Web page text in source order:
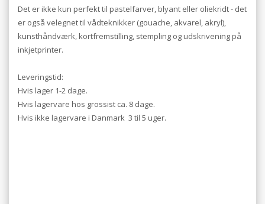
Det er ikke kun perfekt til pastelfarver, blyant eller oliekridt - det
er også velegnet til vådteknikker (gouache, akvarel, akryl),
kunsthåndværk, kortfremstilling, stempling og udskrivening på
inkjetprinter.
Leveringstid:
Hvis lager 1-2 dage.
Hvis lagervare hos grossist ca. 8 dage.
Hvis ikke lagervare i Danmark 3 til 5 uger.